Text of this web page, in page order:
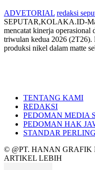
ADVETORIAL redaksi
SEPUTAR,KOLAKA.ID-
mencatat kinerja operasional
triwulan kedua 2026 (2T26).
produksi nikel dalam matte
TENTANG KAMI
REDAKSI
PEDOMAN MEDIA
PEDOMAN HAK
STANDAR
© @PT. HANAN GRAFIK
ARTIKEL LEBIH